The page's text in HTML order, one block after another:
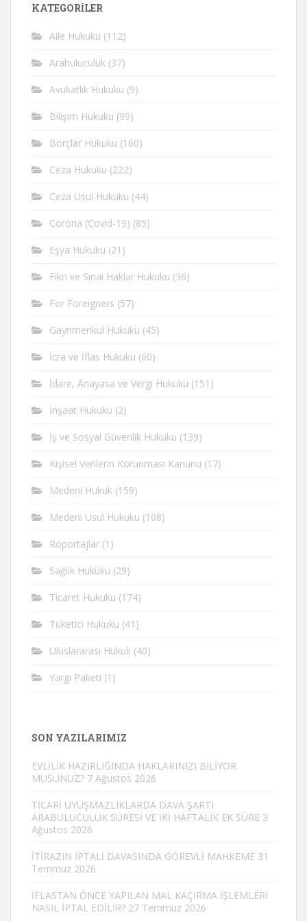
KATEGORİLER
Aile Hukuku (112)
Arabuluculuk (37)
Avukatlık Hukuku (9)
Bilişim Hukuku (99)
Borçlar Hukuku (160)
Ceza Hukuku (222)
Ceza Usul Hukuku (44)
Corona (Covid-19) (85)
Eşya Hukuku (21)
Fikri ve Sinai Haklar Hukuku (36)
For Foreigners (57)
Gayrimenkul Hukuku (45)
İcra ve İflas Hukuku (60)
İdare, Anayasa ve Vergi Hukuku (151)
İnşaat Hukuku (2)
İş ve Sosyal Güvenlik Hukuku (139)
Kişisel Verilerin Korunması Kanunu (17)
Medeni Hukuk (159)
Medeni Usul Hukuku (108)
Röportajlar (1)
Sağlık Hukuku (29)
Ticaret Hukuku (174)
Tüketici Hukuku (41)
Uluslararası Hukuk (40)
Yargı Paketi (1)
SON YAZILARIMIZ
EVLİLİK HAZIRLIĞINDA HAKLARINIZI BİLİYOR
MUSUNUZ? 7 Ağustos 2026
TİCARİ UYUŞMAZLIKLARDA DAVA ŞARTI
ARABULUCULUK SÜRESİ VE İKİ HAFTALIK EK SÜRE 3
Ağustos 2026
İTİRAZIN İPTALİ DAVASINDA GÖREVLİ MAHKEME 31
Temmuz 2026
İFLASTAN ÖNCE YAPILAN MAL KAÇIRMA İŞLEMLERİ
NASIL İPTAL EDİLİR? 27 Temmuz 2026